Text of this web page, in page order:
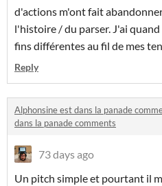
d'actions m'ont fait
l'histoire / du parser. J'ai
fins différentes au fil de mes
Reply
Alphonsine est dans la panade
dans la panade comments
73 days ago
Un pitch simple et pourtant il